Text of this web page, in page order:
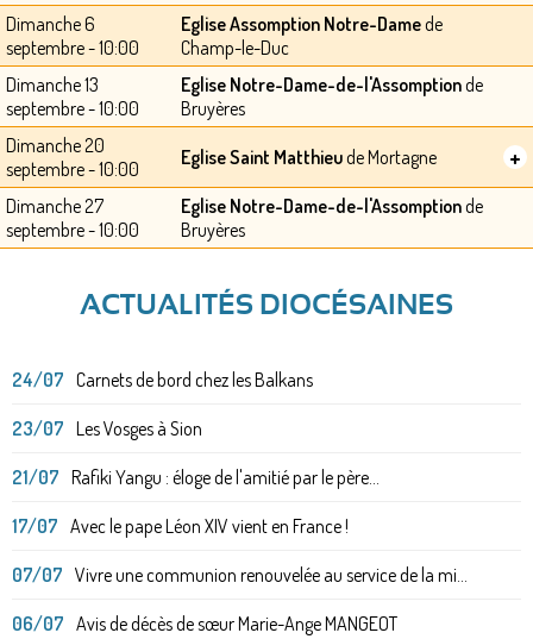
Dimanche 6
septembre - 10:00
Eglise Assomption Notre-Damede
Champ-le-Duc
Dimanche 13
septembre - 10:00
Eglise Notre-Dame-de-l'Assomptionde
Bruyères
Dimanche 20
septembre - 10:00
Eglise Saint Matthieude Mortagne +
Dimanche 27
septembre - 10:00
Eglise Notre-Dame-de-l'Assomptionde
Bruyères
ACTUALITÉS DIOCÉSAINES
24/07 Carnets de bord chez les Balkans
23/07 Les Vosges à Sion
21/07 Rafiki Yangu : éloge de l'amitié par le père...
17/07 Avec le pape Léon XIV vient en France !
07/07 Vivre une communion renouvelée au service de la mi...
06/07 Avis de décès de sœur Marie-Ange MANGEOT